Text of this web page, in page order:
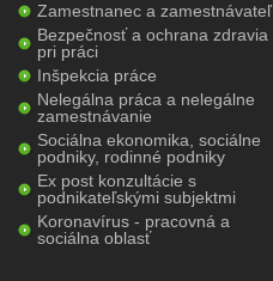
Zamestnanec a zamestnávateľ
Bezpečnosť a ochrana zdravia
pri práci
Inšpekcia práce
Nelegálna práca a nelegálne
zamestnávanie
Sociálna ekonomika, sociálne
podniky, rodinné podniky
Ex post konzultácie s
podnikateľskými subjektmi
Koronavírus - pracovná a
sociálna oblasť